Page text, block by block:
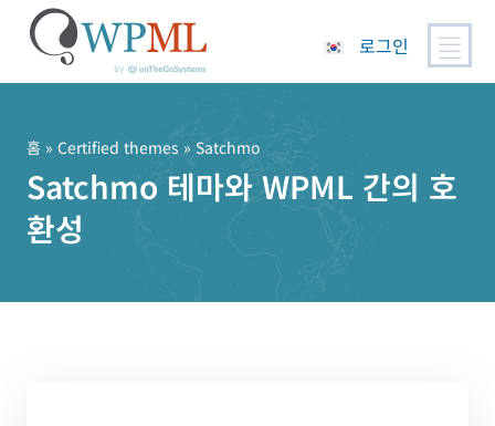
로그인
홈 » Certified themes » Satchmo
Satchmo 테마와 WPML 간의 호
환성